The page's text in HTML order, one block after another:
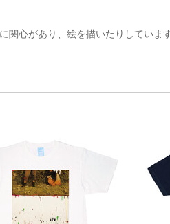
関心があり、絵を描いたりしています